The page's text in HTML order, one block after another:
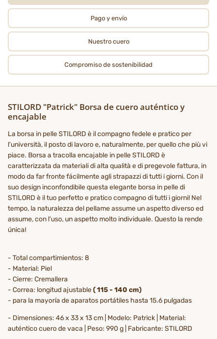
Pago y envío
Nuestro cuero
Compromiso de sostenibilidad
STILORD "Patrick" Borsa de cuero auténtico y
encajable
La borsa in pelle STILORD è il compagno fedele e pratico per
l'università, il posto di lavoro e, naturalmente, per quello che più vi
piace. Borsa a tracolla encajable in pelle STILORD è
caratterizzata da materiali di alta qualità e di pregevole fattura, in
modo da far fronte fácilmente agli strapazzi di tutti i giorni. Con il
suo design inconfondibile questa elegante borsa in pelle di
STILORD è il tuo perfetto e pratico compagno di tutti i giorni! Nel
tempo, la naturalezza del pellame assume un aspetto diverso ed
assume, con l'uso, un aspetto molto individuale. Questo la rende
única!
- Total compartimientos: 8
- Material: Piel
- Cierre: Cremallera
- Correa: longitud ajustable(115 - 140 cm)
- para la mayoría de aparatos portátiles hasta 15.6 pulgadas
- Dimensiones: 46 x 33 x 13 cm | Modelo: Patrick | Material:
auténtico cuero de vaca | Peso: 990 g | Fabricante: STILORD